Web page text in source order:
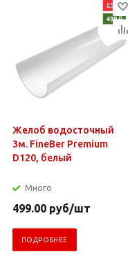
Желоб водосточный
3м. FineBer Premium
D120, белый
Много
499.00 руб/шт
ПОДРОБНЕЕ